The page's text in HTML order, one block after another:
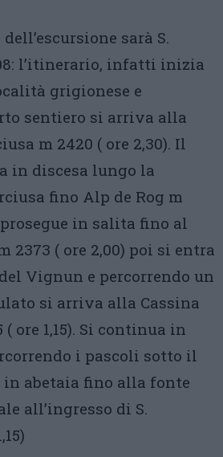
sarà S.
l’itinerario, infatti inizia
grigionese e
sentiero si arriva alla
m 2420 ( ore 2,30). Il
in discesa lungo la
fino Alp de Rog m
prosegue in salita fino al
2373 ( ore 2,00) poi si entra
Vignun e percorrendo un
si arriva alla Cassina
( ore 1,15). Si continua in
i pascoli sotto il
in abetaia fino alla fonte
all’ingresso di S.